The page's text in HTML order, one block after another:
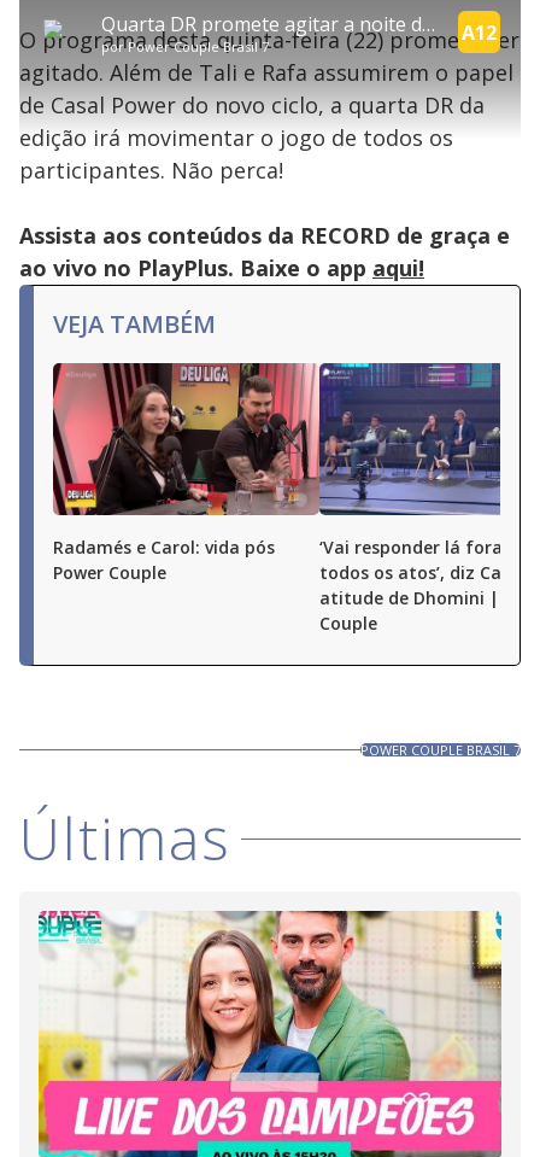
a
modal
window.
This
modal
be
closed
by
Escape
key
activating
the
button.
Conteúdo bloqueado
Lamentamos, mas o vídeo que está tentando assisitr é de exibição
exclusiva em território brasileiro :-(
Quarta DR promete agitar a noite desta quinta-feira (22) | Power Couple
porPower Couple Brasil 7
A12
O programa desta quinta-feira (22) promete ser
agitado. Além de Tali e Rafa assumirem o papel
de Casal Power do novo ciclo, a quarta DR da
edição irá movimentar o jogo de todos os
participantes. Não perca!
Assista aos conteúdos da RECORD de graça e
ao vivo no PlayPlus. Baixe o app aqui!
VEJA TAMBÉM
Radamés e Carol: vida pós
Power Couple
‘Vai responder lá fora por
todos os atos’, diz Carol
atitude de Dhomini |
Couple
POWER COUPLE BRASIL 7
Últimas